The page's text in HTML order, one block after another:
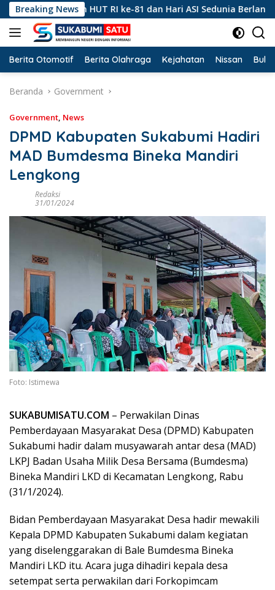
Langsung
ke
konten
Breaking NewsHUT RI ke-81 dan Hari ASI Sedunia Berlangsung
Berita Otomotif Berita Olahraga Kejahatan Nissan
Beranda Government
Government, News
DPMD Kabupaten Sukabumi Hadiri
MAD Bumdesma Bineka Mandiri
Lengkong
Redaksi
31/01/2024
Foto: Istimewa
SUKABUMISATU.COM – Perwakilan Dinas
Pemberdayaan Masyarakat Desa (DPMD) Kabupaten
Sukabumi hadir dalam musyawarah antar desa (MAD)
LKPJ Badan Usaha Milik Desa Bersama (Bumdesma)
Bineka Mandiri LKD di Kecamatan Lengkong, Rabu
(31/1/2024).
Bidan Pemberdayaan Masyarakat Desa hadir mewakili
Kepala DPMD Kabupaten Sukabumi dalam kegiatan
yang diselenggarakan di Bale Bumdesma Bineka
Mandiri LKD itu. Acara juga dihadiri kepala desa
setempat serta perwakilan dari Forkopimcam